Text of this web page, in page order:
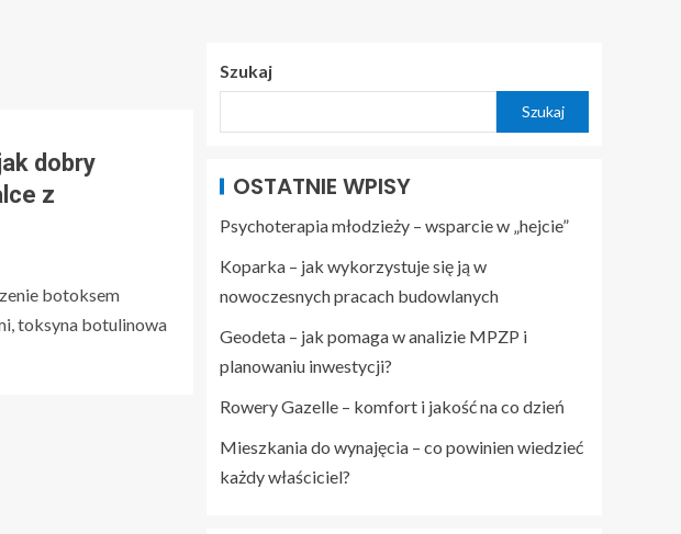
dobry
z
botoksem
toksyna botulinowa
Szukaj
Szukaj
OSTATNIE WPISY
Psychoterapia młodzieży – wsparcie w „hejcie”
Koparka – jak wykorzystuje się ją w
nowoczesnych pracach budowlanych
Geodeta – jak pomaga w analizie MPZP i
planowaniu inwestycji?
Rowery Gazelle – komfort i jakość na co dzień
Mieszkania do wynajęcia – co powinien wiedzieć
każdy właściciel?